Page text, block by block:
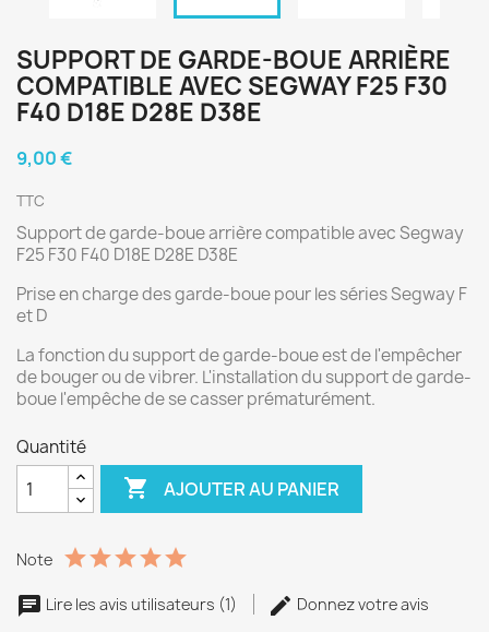
SUPPORT DE GARDE-BOUE ARRIÈRE
COMPATIBLE AVEC SEGWAY F25 F30
F40 D18E D28E D38E
9,00 €
TTC
Support de garde-boue arrière compatible avec Segway
F25 F30 F40 D18E D28E D38E
Prise en charge des garde-boue pour les séries Segway F
et D
La fonction du support de garde-boue est de l'empêcher
de bouger ou de vibrer. L'installation du support de garde-
boue l'empêche de se casser prématurément.
Quantité
 AJOUTER AU PANIER
Note
Lire les avis utilisateurs (1) Donnez votre avis